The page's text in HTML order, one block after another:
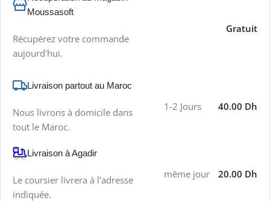
Moussasoft
Récupérez votre commande
aujourd'hui.
Gratuit
Livraison partout au Maroc
Nous livrons à domicile dans
tout le Maroc.
1-2 Jours 40.00 Dh
Livraison à Agadir
Le coursier livrera à l'adresse
indiquée.
même jour 20.00 Dh